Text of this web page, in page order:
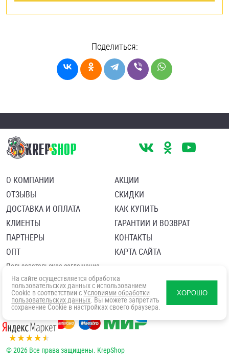
Поделиться:
О КОМПАНИИ
ОТЗЫВЫ
ДОСТАВКА И ОПЛАТА
КЛИЕНТЫ
ПАРТНЕРЫ
ОПТ
АКЦИИ
СКИДКИ
КАК КУПИТЬ
ГАРАНТИИ И ВОЗВРАТ
КОНТАКТЫ
КАРТА САЙТА
Пользовательское соглашение
Политика в отношении обработки персональных данных
Согласие посетителя сайта на обработку персональных данны
© 2026 Все права защищены. KrepShop
На сайте осуществляется обработка
пользовательских данных с использованием
Cookie в соответствии с Условиями обработки
пользовательских данных. Вы можете запретить
сохранение Cookie в настройках своего браузера.
ХОРОШО